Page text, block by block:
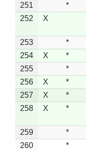
251
*
252
X
253 *
254
X *
255
*
256
X *
257
X *
258
X *
259 *
260
*